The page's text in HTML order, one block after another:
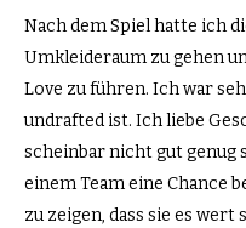
Nach dem Spiel hatte ich
Umkleideraum zu gehen
Love zu führen. Ich war
undrafted ist. Ich liebe
scheinbar nicht gut genug
einem Team eine Chance
zu zeigen, dass sie es wert